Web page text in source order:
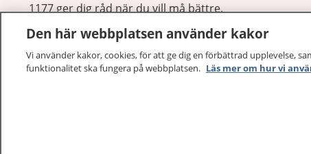
1177 ger dig råd när du vill må bättre.
Den här webbplatsen använder kakor
Vi använder kakor, cookies, för att ge dig en förbättrad upplevelse,
funktionalitet ska fungera på webbplatsen. Läs mer om hur vi